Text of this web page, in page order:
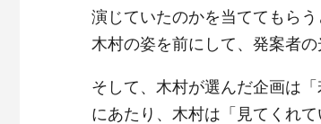
演じていたのかを当ててもら
木村の姿を前にして、発案者
そして、木村が選んだ企画は
にあたり、木村は「見てくれ